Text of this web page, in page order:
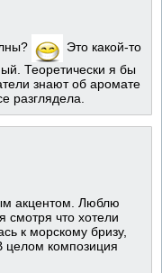
Это какой-то
Теоретически я бы
знают об аромате
разглядела.
акцентом. Люблю
смотря что хотели
к морскому бризу,
целом композиция